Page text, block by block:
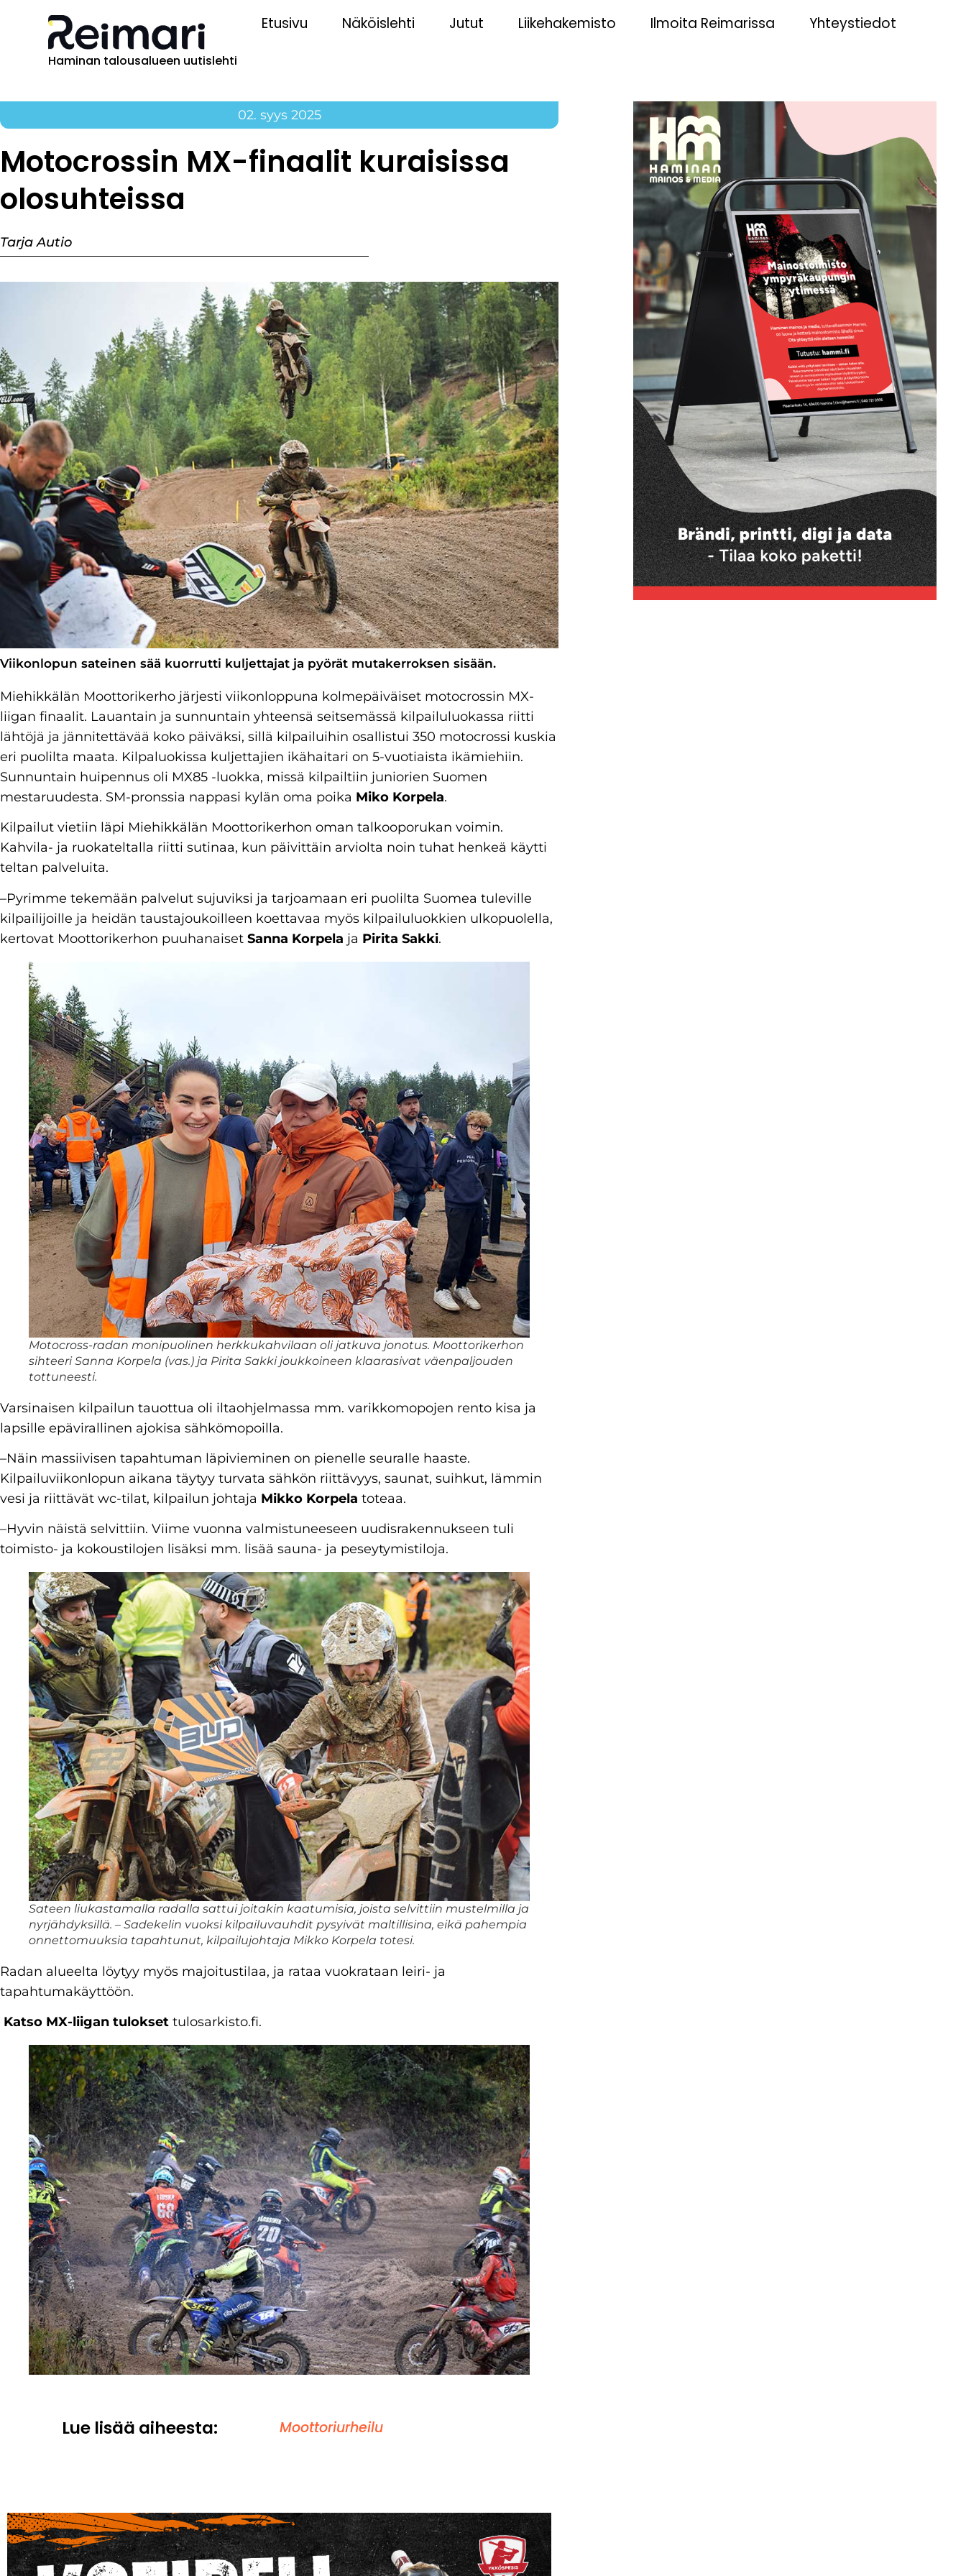
Haminan talousalueen uutislehti
Etusivu Näköislehti Jutut Liikehakemisto Ilmoita Reimarissa Yhteystiedot
02. syys 2025
Motocrossin MX-finaalit kuraisissa
olosuhteissa
Tarja Autio
Viikonlopun sateinen sää kuorrutti kuljettajat ja pyörät mutakerroksen sisään.
Miehikkälän Moottorikerho järjesti viikonloppuna kolmepäiväiset motocrossin MX-
liigan finaalit. Lauantain ja sunnuntain yhteensä seitsemässä kilpailuluokassa riitti
lähtöjä ja jännitettävää koko päiväksi, sillä kilpailuihin osallistui 350 motocrossi kuskia
eri puolilta maata. Kilpaluokissa kuljettajien ikähaitari on 5-vuotiaista ikämiehiin.
Sunnuntain huipennus oli MX85 -luokka, missä kilpailtiin juniorien Suomen
mestaruudesta. SM-pronssia nappasi kylän oma poika Miko Korpela.
Kilpailut vietiin läpi Miehikkälän Moottorikerhon oman talkooporukan voimin.
Kahvila- ja ruokateltalla riitti sutinaa, kun päivittäin arviolta noin tuhat henkeä käytti
teltan palveluita.
–Pyrimme tekemään palvelut sujuviksi ja tarjoamaan eri puolilta Suomea tuleville
kilpailijoille ja heidän taustajoukoilleen koettavaa myös kilpailuluokkien ulkopuolella,
kertovat Moottorikerhon puuhanaiset Sanna Korpela ja Pirita Sakki.
Motocross-radan monipuolinen herkkukahvilaan oli jatkuva jonotus. Moottorikerhon
sihteeri Sanna Korpela (vas.) ja Pirita Sakki joukkoineen klaarasivat väenpaljouden
tottuneesti.
Varsinaisen kilpailun tauottua oli iltaohjelmassa mm. varikkomopojen rento kisa ja
lapsille epävirallinen ajokisa sähkömopoilla.
–Näin massiivisen tapahtuman läpivieminen on pienelle seuralle haaste.
Kilpailuviikonlopun aikana täytyy turvata sähkön riittävyys, saunat, suihkut, lämmin
vesi ja riittävät wc-tilat, kilpailun johtaja Mikko Korpela toteaa.
–Hyvin näistä selvittiin. Viime vuonna valmistuneeseen uudisrakennukseen tuli
toimisto- ja kokoustilojen lisäksi mm. lisää sauna- ja peseytymistiloja.
Sateen liukastamalla radalla sattui joitakin kaatumisia, joista selvittiin mustelmilla ja
nyrjähdyksillä. – Sadekelin vuoksi kilpailuvauhdit pysyivät maltillisina, eikä pahempia
onnettomuuksia tapahtunut, kilpailujohtaja Mikko Korpela totesi.
Radan alueelta löytyy myös majoitustilaa, ja rataa vuokrataan leiri- ja
tapahtumakäyttöön.
Katso MX-liigan tulokset tulosarkisto.fi.
Lue lisää aiheesta: Moottoriurheilu